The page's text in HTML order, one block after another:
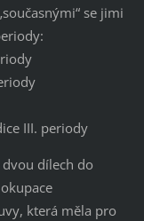
se jimi
III. periody
dvou dílech do
která měla pro